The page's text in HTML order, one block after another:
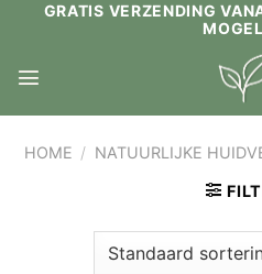
GRATIS VERZENDING
HOME / NATUURLIJKE